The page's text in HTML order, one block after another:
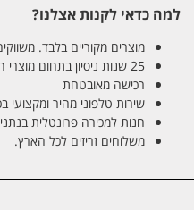
למה כדאי לקנות אצלנו?
מוצרים מקוריים בלבד.
25 שנות ניסיון בתחום מוצרי השיער והטיפוח
רכישה מאובטחת
שירות טלפוני מהיר ומקצועי
חנות למכירה פרונטלית בנתניה
משלוחים זריזים לכל הארץ.